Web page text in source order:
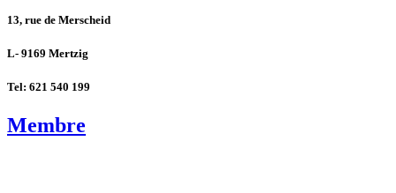
13, rue de Merscheid
L- 9169 Mertzig
Tel: 621 540 199
Membre